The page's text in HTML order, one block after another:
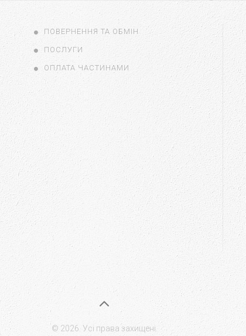
ПОВЕРНЕННЯ ТА ОБМІН
ПОСЛУГИ
ОПЛАТА ЧАСТИНАМИ
© 2026. Усі права захищені.